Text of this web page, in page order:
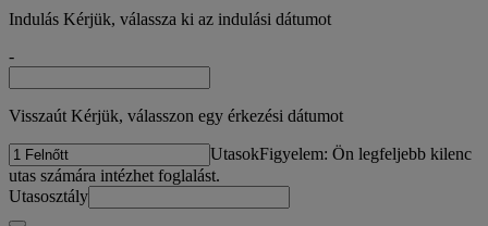
Indulás Kérjük, válassza ki az indulási dátumot
-
Visszaút Kérjük, válasszon egy érkezési dátumot
UtasokFigyelem: Ön legfeljebb kilenc
utas számára intézhet foglalást.
Utasosztály